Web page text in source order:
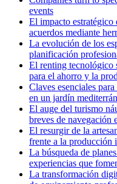
events
El impacto
acuerdos mediante
La evolución de los
planificación
El renting tecnológico
para el ahorro y la
Claves esenciales
en un jardín
El auge del turismo
breves de navegación
El resurgir de la
frente a la producción
La búsqueda de
experiencias que
La transformación